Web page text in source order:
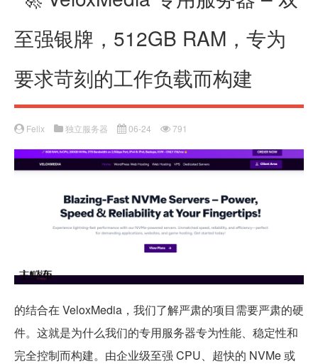
至强银牌，512GB RAM，专为
要求苛刻的工作负载而构建
Felix 独立服务器 06-24 791
的结合在 VeloxMedia，我们了解严肃的项目需要严肃的硬
件。这就是为什么我们的专用服务器专为性能、稳定性和
完全控制而构建。由企业级至强 CPU、超快的 NVMe 或